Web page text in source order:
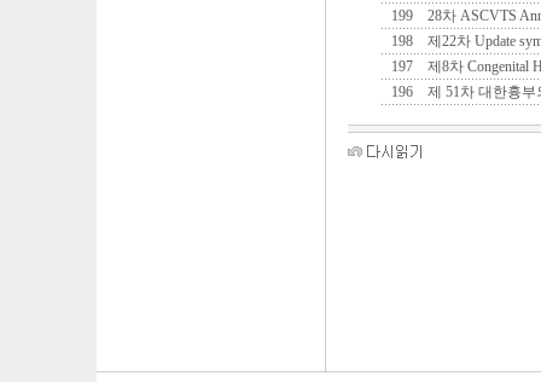
199
28차 ASCVTS
198
제22차 Update
197
제8차 Congenital
196
제 51차 대한흉